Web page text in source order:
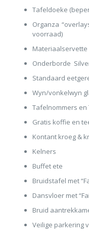
Tafeldoeke
Organza
voorraad)
Onderborde
Standaard
Wyn/vonkelwyn
Tafelnommers
Gratis koffie en
Kontant kroeg &
Kelners
Buffet ete
Bruidstafel met
Dansvloer met
Bruid
Veilige parkering